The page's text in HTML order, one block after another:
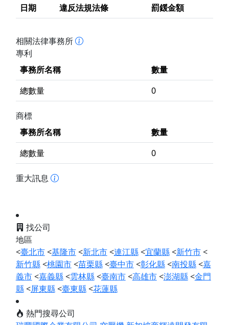
日期
違反法規法條 罰鍰金額
相關法律事務所
專利
事務所名稱
數量
總數量
0
商標
事務所名稱
數量
總數量
0
重大訊息
找公司
地區
<臺北市<基隆市<新北市<連江縣<宜蘭縣<新竹市<
新竹縣<桃園市<苗栗縣<臺中市<彰化縣<南投縣<嘉
義市<嘉義縣<雲林縣<臺南市<高雄市<澎湖縣<金門
縣<屏東縣<臺東縣<花蓮縣
熱門搜尋公司